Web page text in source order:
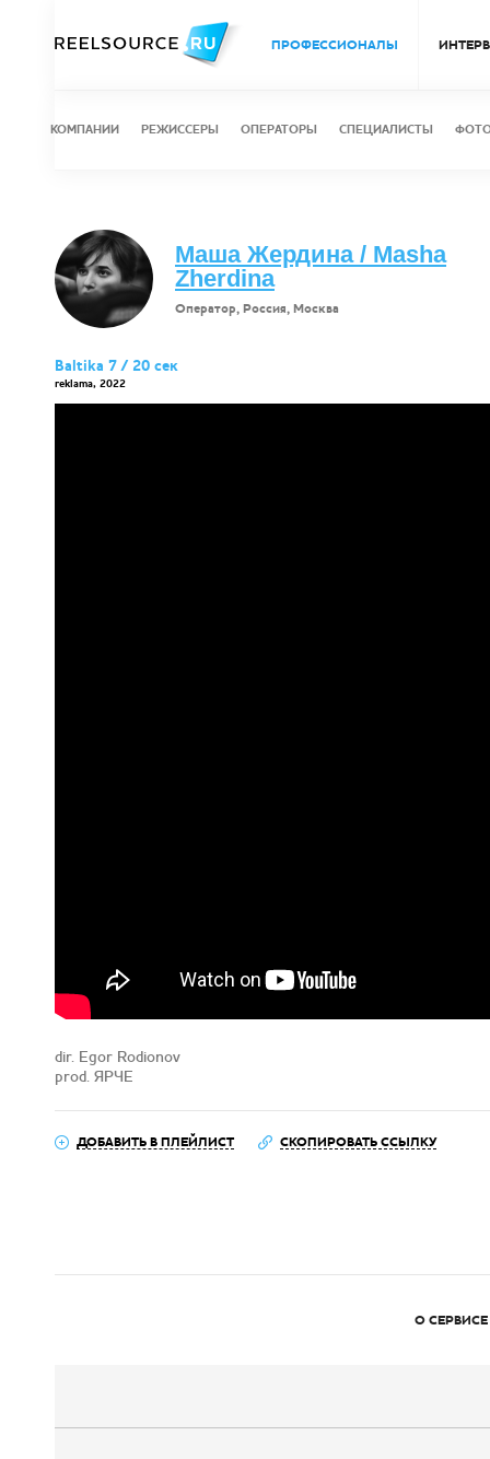
ПРОФЕССИОНАЛЫ
КОМПАНИИ РЕЖИССЕРЫ ОПЕРАТОРЫ СПЕЦИАЛИСТЫ
Маша Жердина / Masha
Zherdina
Оператор, Россия, Москва
Baltika 7 / 20 сек
reklama, 2022
dir. Egor Rodionov
prod. ЯРЧЕ
ДОБАВИТЬ В ПЛЕЙЛИСТ СКОПИРОВАТЬ ССЫЛКУ
О СЕРВИСЕ